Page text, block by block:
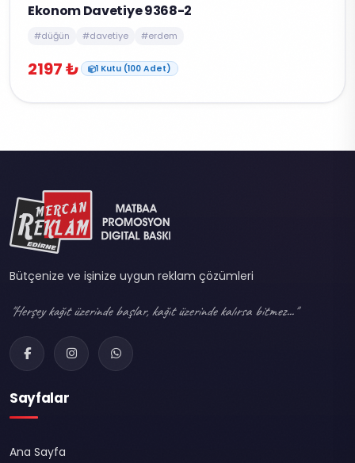
Ekonom Davetiye 9368-2
#düğün #davetiye #erdem
2197 ₺ 1 Kutu (100 Adet)
Bütçenize ve işinize uygun reklam çözümleri
"Herşey kağıt üzerinde başlar, kağıt üzerinde kalırsa bitmez..."
Sayfalar
Ana Sayfa